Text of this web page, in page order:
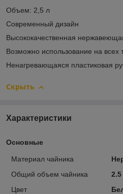
Объем: 2,5 л
Современный дизайн
Высококачественная
Возможно использование на всех
Ненагревающаяся пластиковая
Скрыть
Характеристики
Основные
Материал чайника
Общий объем чайника
2.5
Цвет